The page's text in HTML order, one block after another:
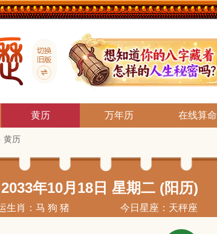
黄历 万年历 在线算命
黄历
年10月18日 星期二 (阳历)
生肖：马 狗 猪 今日星座：天秤座